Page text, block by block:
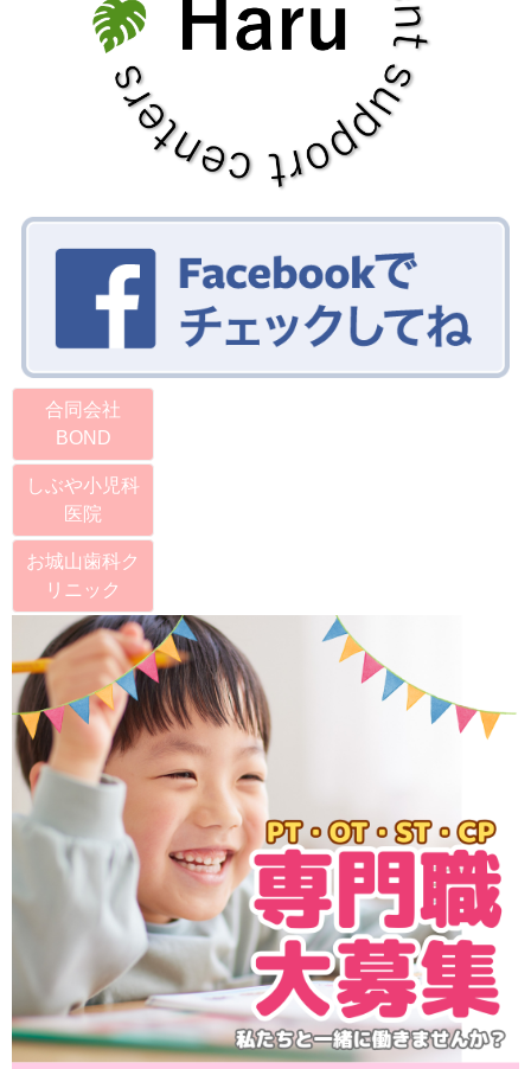
合同会社
BOND
しぶや小児科
医院
お城山歯科ク
リニック